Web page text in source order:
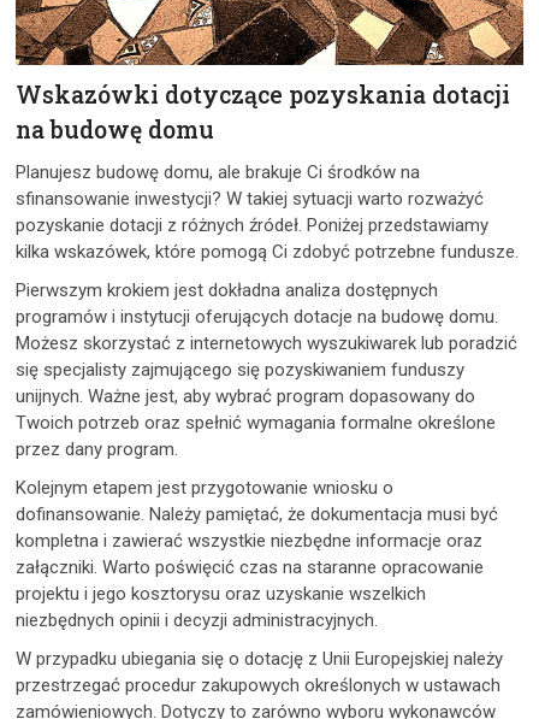
Wskazówki dotyczące pozyskania dotacji
na budowę domu
Planujesz budowę domu, ale brakuje Ci środków na
sfinansowanie inwestycji? W takiej sytuacji warto rozważyć
pozyskanie dotacji z różnych źródeł. Poniżej przedstawiamy
kilka wskazówek, które pomogą Ci zdobyć potrzebne fundusze.
Pierwszym krokiem jest dokładna analiza dostępnych
programów i instytucji oferujących dotacje na budowę domu.
Możesz skorzystać z internetowych wyszukiwarek lub poradzić
się specjalisty zajmującego się pozyskiwaniem funduszy
unijnych. Ważne jest, aby wybrać program dopasowany do
Twoich potrzeb oraz spełnić wymagania formalne określone
przez dany program.
Kolejnym etapem jest przygotowanie wniosku o
dofinansowanie. Należy pamiętać, że dokumentacja musi być
kompletna i zawierać wszystkie niezbędne informacje oraz
załączniki. Warto poświęcić czas na staranne opracowanie
projektu i jego kosztorysu oraz uzyskanie wszelkich
niezbędnych opinii i decyzji administracyjnych.
W przypadku ubiegania się o dotację z Unii Europejskiej należy
przestrzegać procedur zakupowych określonych w ustawach
zamówieniowych. Dotyczy to zarówno wyboru wykonawców